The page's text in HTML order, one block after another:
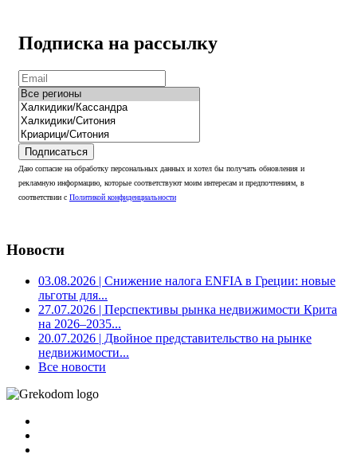
Подписка на рассылку
Подписаться
Даю согласие на обработку персональных данных и хотел бы получать обновления и
рекламную информацию, которые соответствуют моим интересам и предпочтениям, в
соответствии с Политикой конфиденциальности
Новости
03.08.2026 | Снижение налога ENFIA в Греции: новые
льготы для...
27.07.2026 | Перспективы рынка недвижимости Крита
на 2026–2035...
20.07.2026 | Двойное представительство на рынке
недвижимости...
Все новости